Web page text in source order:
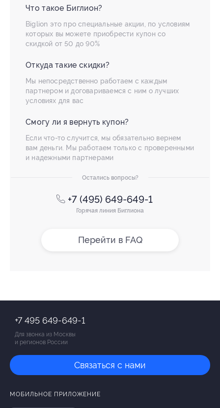
Что такое Биглион?
Biglion это про специальные акции, по условиям
которых вы можете приобрести купон со
скидкой от 50 до 90%
Откуда такие скидки?
Мы непосредственно работаем с каждым
партнером и договариваемся с ним о лучших
условиях для вас
Смогу ли я вернуть купон?
Если что-то случится, мы обязательно вернем
вам деньги. Мы работаем только с проверенными
и надежными партнерами
Остались вопросы?
+7 (495) 649-649-1
Горячая линия Биглиона
Перейти в FAQ
+7 495 649-649-1
Для звонка из Москвы
и регионов России
Связаться с нами
МОБИЛЬНОЕ ПРИЛОЖЕНИЕ